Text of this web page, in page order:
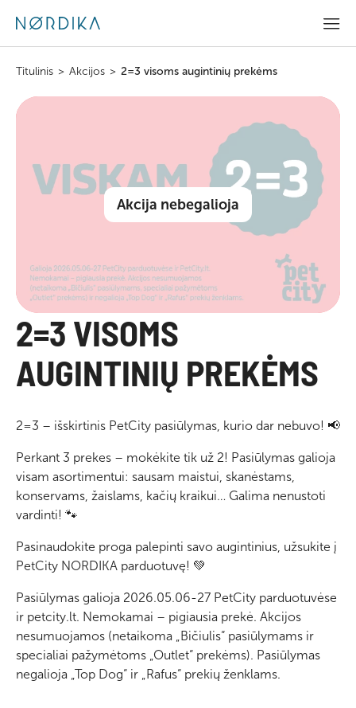
Titulinis > Akcijos > 2=3 visoms augintinių prekėms
Akcija nebegalioja
2=3 VISOMS
AUGINTINIŲ PREKĖMS
2=3 – išskirtinis PetCity pasiūlymas, kurio dar nebuvo! 📢
Perkant 3 prekes – mokėkite tik už 2! Pasiūlymas galioja
visam asortimentui: sausam maistui, skanėstams,
konservams, žaislams, kačių kraikui… Galima nenustoti
vardinti! 🐾
Pasinaudokite proga palepinti savo augintinius, užsukite į
PetCity NORDIKA parduotuvę! 💚
Pasiūlymas galioja 2026.05.06-27 PetCity parduotuvėse
ir petcity.lt. Nemokamai – pigiausia prekė. Akcijos
nesumuojamos (netaikoma „Bičiulis“ pasiūlymams ir
specialiai pažymėtoms „Outlet“ prekėms). Pasiūlymas
negalioja „Top Dog“ ir „Rafus“ prekių ženklams.